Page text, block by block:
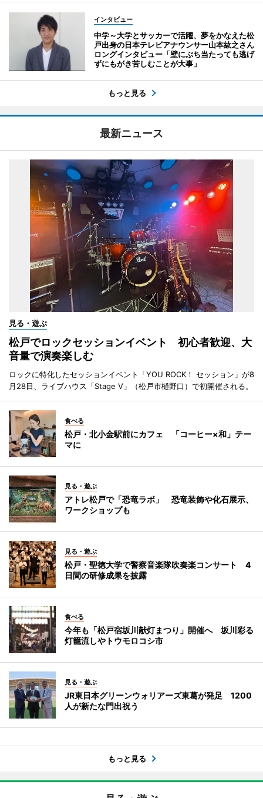
インタビュー
中学～大学とサッカーで活躍、夢をかなえた松
戸出身の日本テレビアナウンサー山本紘之さん
ロングインタビュー「壁にぶち当たっても逃げ
ずにもがき苦しむことが大事」
もっと見る
最新ニュース
見る・遊ぶ
松戸でロックセッションイベント 初心者歓迎、大
音量で演奏楽しむ
ロックに特化したセッションイベント「YOU ROCK！ セッション」が8
月28日、ライブハウス「Stage V」（松戸市樋野口）で初開催される。
食べる
松戸・北小金駅前にカフェ 「コーヒー×和」テー
マに
見る・遊ぶ
アトレ松戸で「恐竜ラボ」 恐竜装飾や化石展示、
ワークショップも
見る・遊ぶ
松戸・聖徳大学で警察音楽隊吹奏楽コンサート 4
日間の研修成果を披露
食べる
今年も「松戸宿坂川献灯まつり」開催へ 坂川彩る
灯籠流しやトウモロコシ市
見る・遊ぶ
JR東日本グリーンウォリアーズ東葛が発足 1200
人が新たな門出祝う
もっと見る